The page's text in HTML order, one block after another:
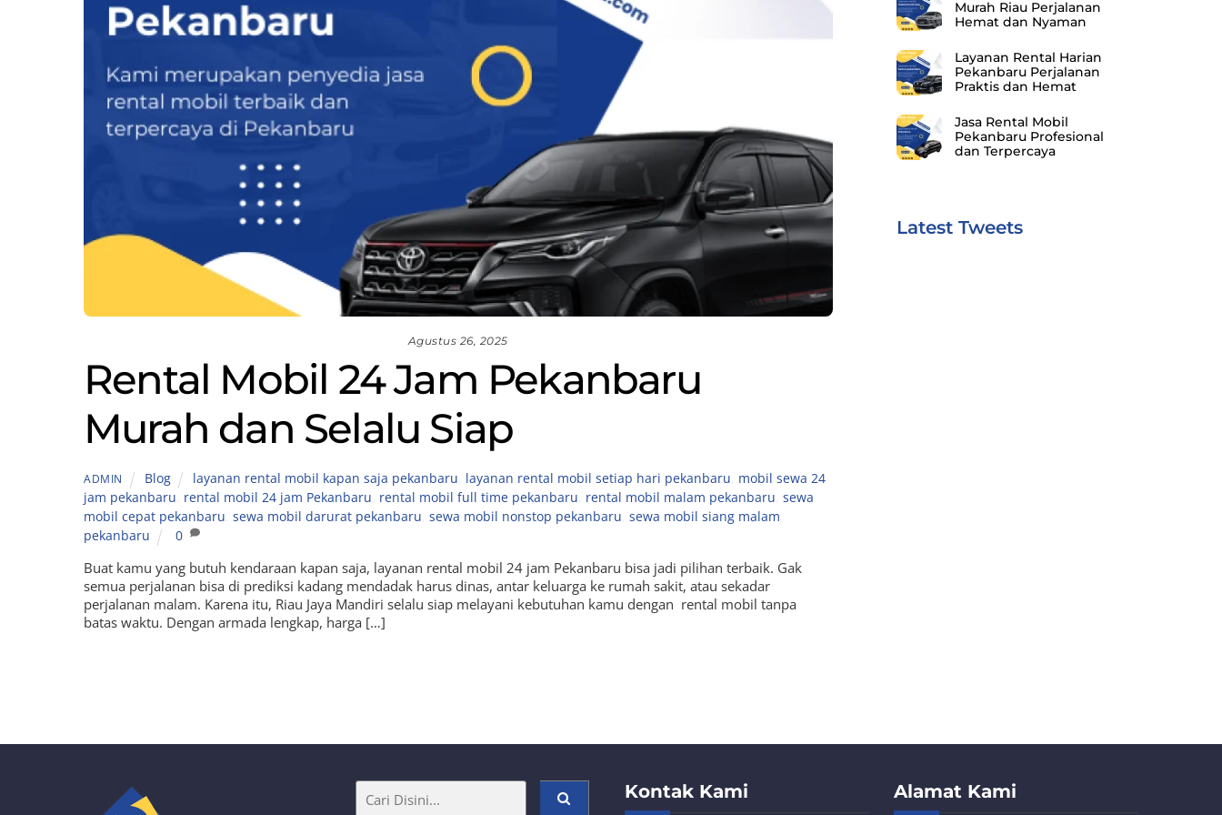
Agustus 26, 2025
Rental Mobil 24 Jam Pekanbaru
Murah dan Selalu Siap
ADMIN Blog layanan rental mobil kapan saja pekanbaru layanan rental mobil setiap hari pekanbaru mobil sewa 24
jam pekanbaru rental mobil 24 jam Pekanbaru rental mobil full time pekanbaru rental mobil malam pekanbaru sewa
mobil cepat pekanbaru sewa mobil darurat pekanbaru sewa mobil nonstop pekanbaru sewa mobil siang malam
pekanbaru
0
Buat kamu yang butuh kendaraan kapan saja, layanan rental mobil 24 jam Pekanbaru bisa jadi pilihan terbaik. Gak
semua perjalanan bisa di prediksi kadang mendadak harus dinas, antar keluarga ke rumah sakit, atau sekadar
perjalanan malam. Karena itu, Riau Jaya Mandiri selalu siap melayani kebutuhan kamu dengan rental mobil tanpa
batas waktu. Dengan armada lengkap, harga […]
Murah Riau Perjalanan
Hemat dan Nyaman
Layanan Rental Harian
Pekanbaru Perjalanan
Praktis dan Hemat
Jasa Rental Mobil
Pekanbaru Profesional
dan Terpercaya
Latest Tweets
Kontak Kami Alamat Kami